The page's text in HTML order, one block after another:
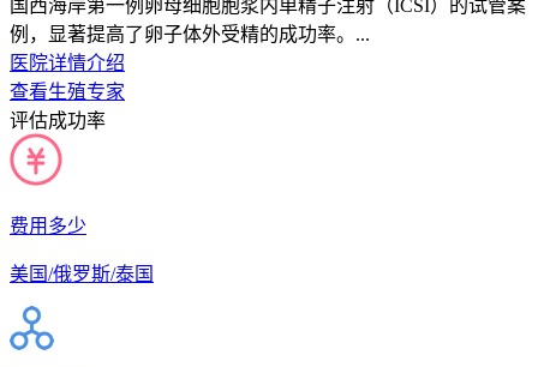
国西海岸第一例卵母细胞胞浆内单精子注射（ICSI）的试管案
例，显著提高了卵子体外受精的成功率。...
医院详情介绍
查看生殖专家
评估成功率
费用多少
美国/俄罗斯/泰国